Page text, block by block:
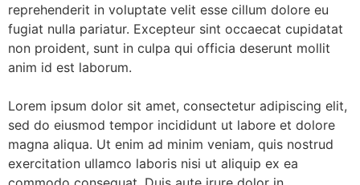
reprehenderit in voluptate velit esse cillum dolore eu
fugiat nulla pariatur. Excepteur sint occaecat cupidatat
non proident, sunt in culpa qui officia deserunt mollit
anim id est laborum.
Lorem ipsum dolor sit amet, consectetur adipiscing elit,
sed do eiusmod tempor incididunt ut labore et dolore
magna aliqua. Ut enim ad minim veniam, quis nostrud
exercitation ullamco laboris nisi ut aliquip ex ea